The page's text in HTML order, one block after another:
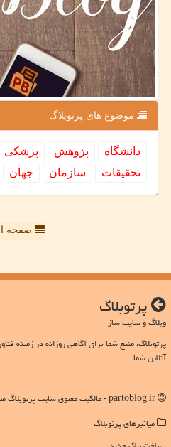
موضوع های پرتوبلاگ
دانشگاه پژوهش پزشكی
تحقیقات
سازمان جهان
صفحه
پرتوبلاگ
وبلاگ و سایت ساز
پرتوبلاگ، منبع شما برای آگاهی روزانه در زمینه
آنلاین شما
میانبرهای پرتوبلاگ